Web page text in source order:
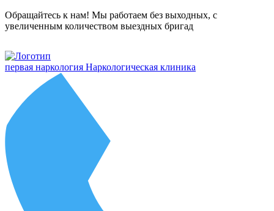
Обращайтесь к нам! Мы работаем без выходных, с
увеличенным количеством выездных бригад
первая наркология Наркологическая клиника